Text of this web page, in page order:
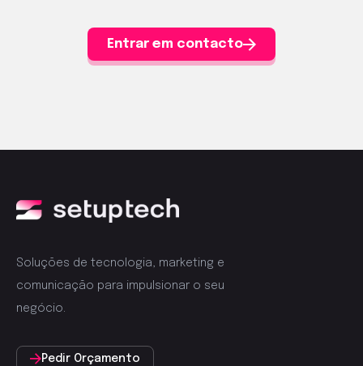
Entrar em contacto
Soluções de tecnologia, marketing e
comunicação para impulsionar o seu
negócio.
Pedir Orçamento